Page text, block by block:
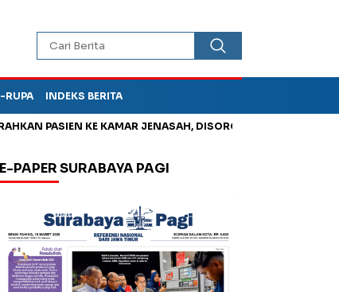
RUPA INDEKS BERITA
PASIEN KE KAMAR JENASAH, DISOROT
E-PAPER SURABAYA PAGI